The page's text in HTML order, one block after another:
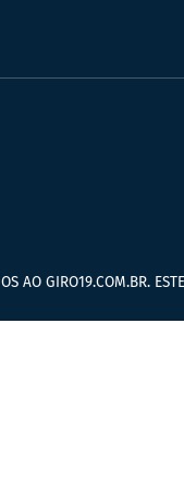
AO GIRO19.COM.BR.